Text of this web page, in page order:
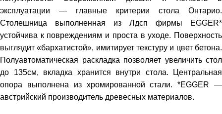
эксплуатации — главные критерии стола Онтарио.
Столешница выполненная из Лдсп фирмы EGGER*
устойчива к повреждениям и проста в уходе. Поверхность
выглядит «бархатистой», имитирует текстуру и цвет бетона.
Полуавтоматическая раскладка позволяет увеличить стол
до 135см, вкладка хранится внутри стола. Центральная
опора выполнена из хромированной стали. *EGGER —
австрийский производитель древесных материалов.